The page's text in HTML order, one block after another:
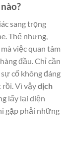
sang trọng
Thế nhưng,
việc quan tâm
đầu. Chỉ cần
cố không đáng
rồi. Vì vậydịch
lấy lại diện
gặp phải những